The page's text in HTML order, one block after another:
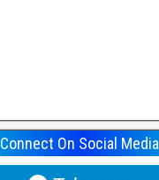
Connect On Social Media